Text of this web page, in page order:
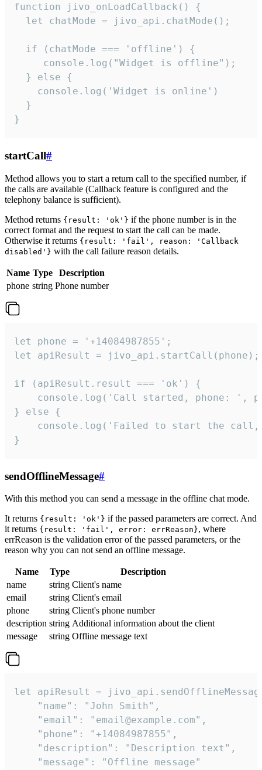
function jivo_onLoadCallback() {
  let chatMode = jivo_api.chatMode();
  if (chatMode === 'offline') {
     console.log("Widget is offline");
  } else {
    console.log('Widget is online')
  }
}
startCall#
Method allows you to start a return call to the specified number, if
the calls are available (Callback feature is configured and the
telephony balance is sufficient).
Method returns {result: 'ok'} if the phone number is in the
correct format and the request to start the call can be made.
Otherwise it returns {result: 'fail', reason: 'Callback
disabled'} with the call failure reason details.
Name Type
Description
phone string Phone number
let phone = '+14084987855';
let apiResult = jivo_api.startCall(phone);
if (apiResult.result === 'ok') {
console.log('Call started, phone: ',
} else {
console.log('Failed to start the
}
sendOfflineMessage#
With this method you can send a message in the offline chat mode.
It returns {result: 'ok'} if the passed parameters are correct. And
it returns {result: 'fail', error: errReason}, where
errReason is the validation error of the passed parameters, or the
reason why you can not send an offline message.
Name Type
Description
name
string Client's name
email
string Client's email
phone
string Client's phone number
description string Additional information about the client
message
string Offline message text
let apiResult =
    "name": "John Smith",
    "email": "email@example.com",
    "phone": "+14084987855",
    "description": "Description text",
    "message": "Offline message"